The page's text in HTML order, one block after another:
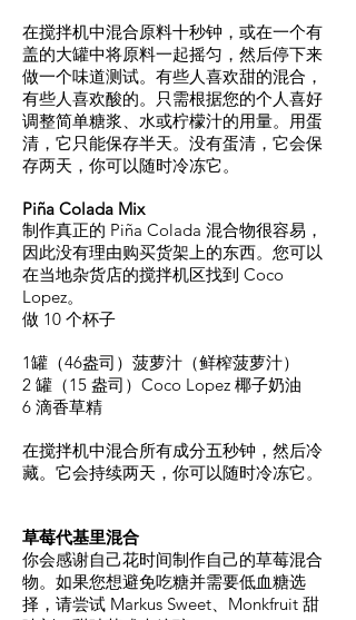
在搅拌机中混合原料十秒钟，或在一个有
盖的大罐中将原料一起摇匀，然后停下来
做一个味道测试。有些人喜欢甜的混合，
有些人喜欢酸的。只需根据您的个人喜好
调整简单糖浆、水或柠檬汁的用量。用蛋
清，它只能保存半天。没有蛋清，它会保
存两天，你可以随时冷冻它。
Piña Colada Mix
制作真正的 Piña Colada 混合物很容易，
因此没有理由购买货架上的东西。您可以
在当地杂货店的搅拌机区找到 Coco
Lopez。
做 10 个杯子
1罐（46盎司）菠萝汁（鲜榨菠萝汁）
2 罐（15 盎司）Coco Lopez 椰子奶油
6 滴香草精
在搅拌机中混合所有成分五秒钟，然后冷
藏。它会持续两天，你可以随时冷冻它。
草莓代基里混合
你会感谢自己花时间制作自己的草莓混合
物。如果您想避免吃糖并需要低血糖选
择，请尝试 Markus Sweet、Monkfruit 甜